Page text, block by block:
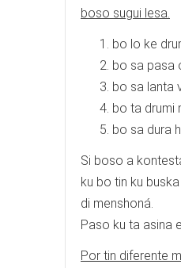
boso sugui lesa.
bo lo ke
bo sa pasa
bo sa lanta
bo ta drumi
bo sa dura
Si boso a
ku bo tin ku
di menshoná.
Paso ku ta asina
Por tin diferente